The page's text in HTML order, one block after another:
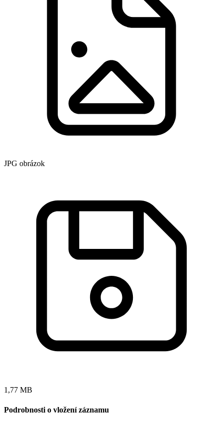
JPG obrázok
1,77 MB
Podrobnosti o vložení záznamu